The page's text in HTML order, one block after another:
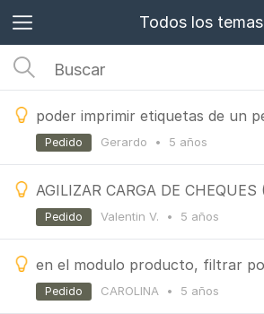
Todos los temas
Gerardo • 5 años
Pedido
Valentin V. • 5 años
Pedido
CAROLINA • 5 años
Pedido